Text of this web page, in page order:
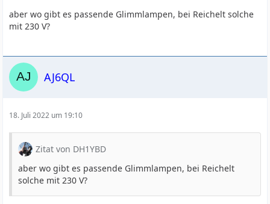
aber wo gibt es passende Glimmlampen, bei Reichelt solche
mit 230 V?
AJ6QL
18. Juli 2022 um 19:10
Zitat von DH1YBD
aber wo gibt es passende Glimmlampen, bei Reichelt
solche mit 230 V?